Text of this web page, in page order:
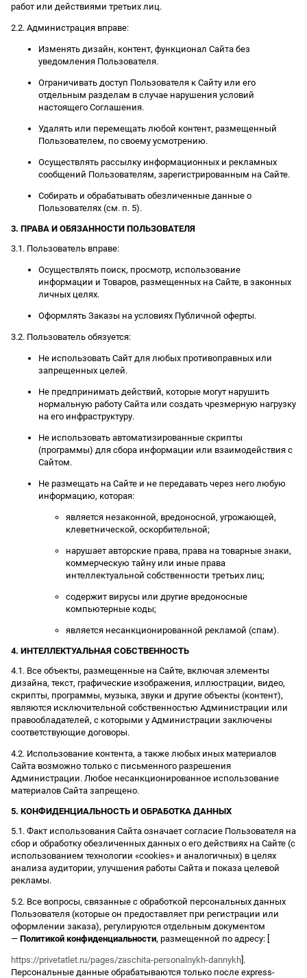
работ или действиями третьих лиц.
2.2. Администрация вправе:
Изменять дизайн, контент, функционал Сайта без
уведомления Пользователя.
Ограничивать доступ Пользователя к Сайту или его
отдельным разделам в случае нарушения условий
настоящего Соглашения.
Удалять или перемещать любой контент, размещенный
Пользователем, по своему усмотрению.
Осуществлять рассылку информационных и рекламных
сообщений Пользователям, зарегистрированным на Сайте.
Собирать и обрабатывать обезличенные данные о
Пользователях (см. п. 5).
3. ПРАВА И ОБЯЗАННОСТИ ПОЛЬЗОВАТЕЛЯ
3.1. Пользователь вправе:
Осуществлять поиск, просмотр, использование
информации и Товаров, размещенных на Сайте, в законных
личных целях.
Оформлять Заказы на условиях Публичной оферты.
3.2. Пользователь обязуется:
Не использовать Сайт для любых противоправных или
запрещенных целей.
Не предпринимать действий, которые могут нарушить
нормальную работу Сайта или создать чрезмерную нагрузку
на его инфраструктуру.
Не использовать автоматизированные скрипты
(программы) для сбора информации или взаимодействия с
Сайтом.
Не размещать на Сайте и не передавать через него любую
информацию, которая:
является незаконной, вредоносной, угрожающей,
клеветнической, оскорбительной;
нарушает авторские права, права на товарные знаки,
коммерческую тайну или иные права
интеллектуальной собственности третьих лиц;
содержит вирусы или другие вредоносные
компьютерные коды;
является несанкционированной рекламой (спам).
4. ИНТЕЛЛЕКТУАЛЬНАЯ СОБСТВЕННОСТЬ
4.1. Все объекты, размещенные на Сайте, включая элементы
дизайна, текст, графические изображения, иллюстрации, видео,
скрипты, программы, музыка, звуки и другие объекты (контент),
являются исключительной собственностью Администрации или
правообладателей, с которыми у Администрации заключены
соответствующие договоры.
4.2. Использование контента, а также любых иных материалов
Сайта возможно только с письменного разрешения
Администрации. Любое несанкционированное использование
материалов Сайта запрещено.
5. КОНФИДЕНЦИАЛЬНОСТЬ И ОБРАБОТКА ДАННЫХ
5.1. Факт использования Сайта означает согласие Пользователя на
сбор и обработку обезличенных данных о его действиях на Сайте (с
использованием технологии «cookies» и аналогичных) в целях
анализа аудитории, улучшения работы Сайта и показа целевой
рекламы.
5.2. Все вопросы, связанные с обработкой персональных данных
Пользователя (которые он предоставляет при регистрации или
оформлении заказа), регулируются отдельным документом
— Политикой конфиденциальности, размещенной по адресу: [
https://privetatlet.ru/pages/zaschita-personalnykh-dannykh].
Персональные данные обрабатываются только после express-